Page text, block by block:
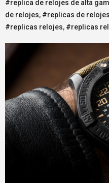
#replica de relojes de alta
de relojes, #replicas de
#replicas relojes, #replicas